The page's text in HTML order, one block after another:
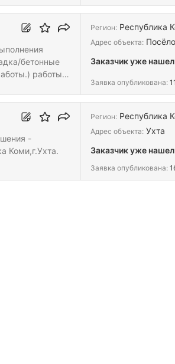
бетонные
работы в
Регион: Республика
Адрес объекта:
Заказчик уже
Заявка опубликована:
-
Коми,г.Ухта.
Регион: Республика
Адрес объекта: Ухта
Заказчик уже
Заявка опубликована: